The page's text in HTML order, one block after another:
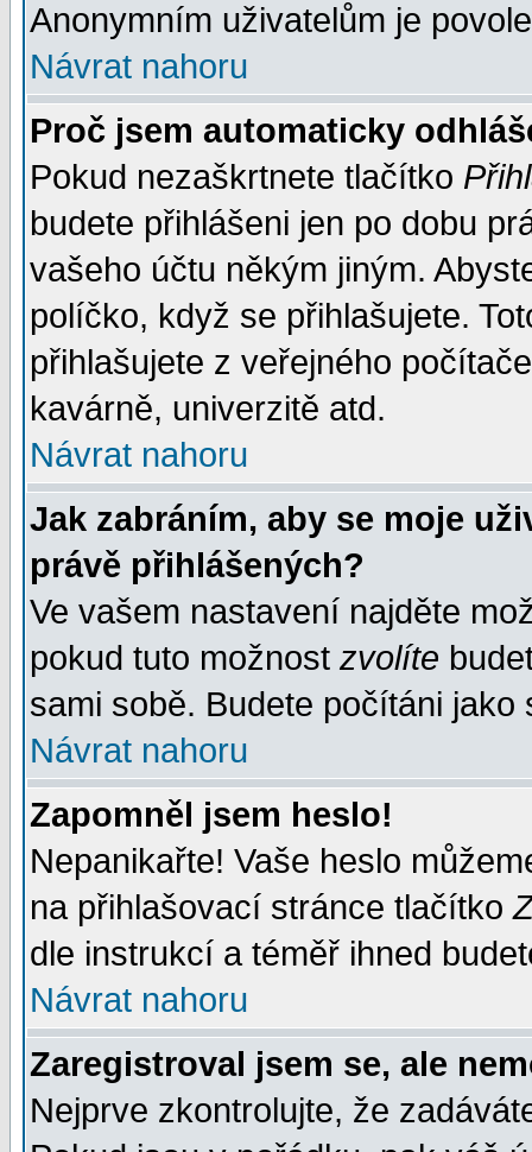
Anonymním uživatelům je
Návrat nahoru
Proč jsem automaticky
Pokud nezaškrtnete tlačítko
budete přihlášeni jen po dobu
vašeho účtu někým jiným.
políčko, když se přihlašujete.
přihlašujete z veřejného
kavárně, univerzitě atd.
Návrat nahoru
Jak zabráním, aby se moje
právě přihlášených?
Ve vašem nastavení najděte
pokud tuto možnost zvolíte
sami sobě. Budete počítáni jako
Návrat nahoru
Zapomněl jsem heslo!
Nepanikařte! Vaše heslo
na přihlašovací stránce tlačítko
dle instrukcí a téměř ihned
Návrat nahoru
Zaregistroval jsem se, ale
Nejprve zkontrolujte, že